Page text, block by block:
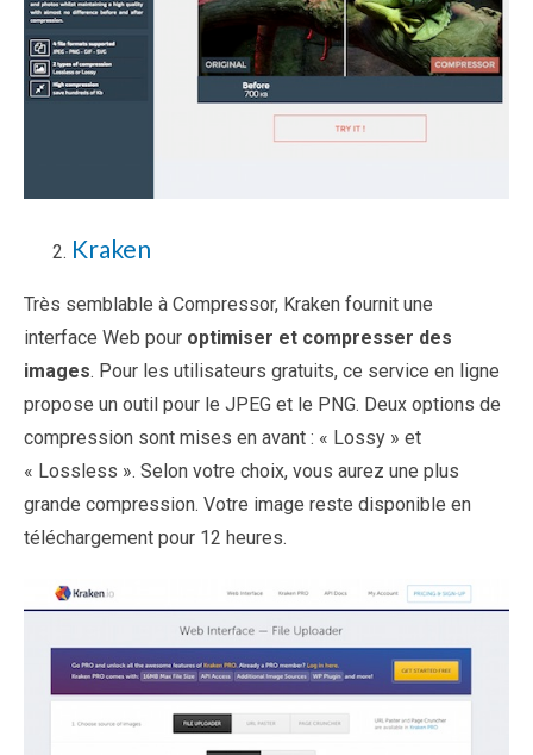
Kraken
Très semblable à Compressor, Kraken fournit une
interface Web pour optimiser et compresser des
images. Pour les utilisateurs gratuits, ce service en ligne
propose un outil pour le JPEG et le PNG. Deux options de
compression sont mises en avant : « Lossy » et
« Lossless ». Selon votre choix, vous aurez une plus
grande compression. Votre image reste disponible en
téléchargement pour 12 heures.